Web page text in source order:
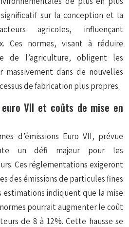
sur la conception et la
agricoles, influençant
Ces normes, visant à réduire
de l’agriculture, obligent les
massivement dans de nouvelles
de fabrication plus propres.
euro VII et coûts de mise en
d’émissions Euro VII, prévue
un défi majeur pour les
Ces réglementations exigeront
des émissions de particules fines
estimations indiquent que la mise
pourrait augmenter le coût
de 8 à 12%. Cette hausse se